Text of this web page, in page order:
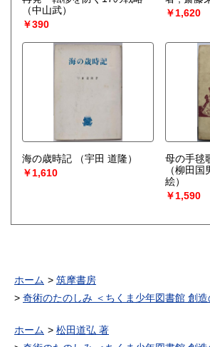
（中山武）
￥390
￥1,620
海の歳時記
（宇田 道隆）
￥1,610
母の手毬
（柳田
絵）
￥1,590
ホーム
筑摩書房
奇術のたのしみ ＜ちくま少年図書館 創造
ホーム
松田道弘 著